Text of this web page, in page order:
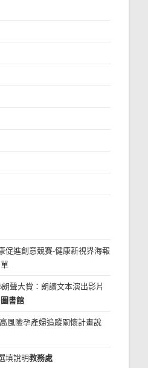
促進創意競賽-健康新視界海報
聲大賞：朗讀文本演出影片
圖書館
風險孕產婦追蹤關懷計畫說
填說明教務處